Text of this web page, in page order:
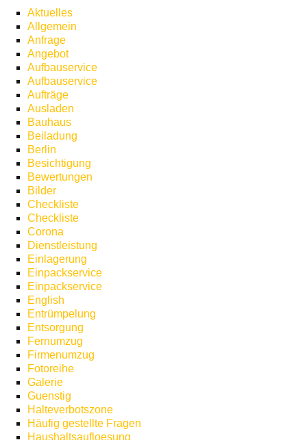
Aktuelles
Allgemein
Anfrage
Angebot
Aufbauservice
Aufbauservice
Aufträge
Ausladen
Bauhaus
Beiladung
Berlin
Besichtigung
Bewertungen
Bilder
Checkliste
Checkliste
Corona
Dienstleistung
Einlagerung
Einpackservice
Einpackservice
English
Entrümpelung
Entsorgung
Fernumzug
Firmenumzug
Fotoreihe
Galerie
Guenstig
Halteverbotszone
Häufig gestellte Fragen
Haushaltsaufloesung